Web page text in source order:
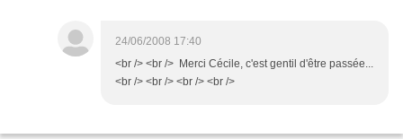
24/06/2008 17:40
<br /> <br /> Merci Cécile, c'est gentil d'être passée...
<br /> <br /> <br /> <br />